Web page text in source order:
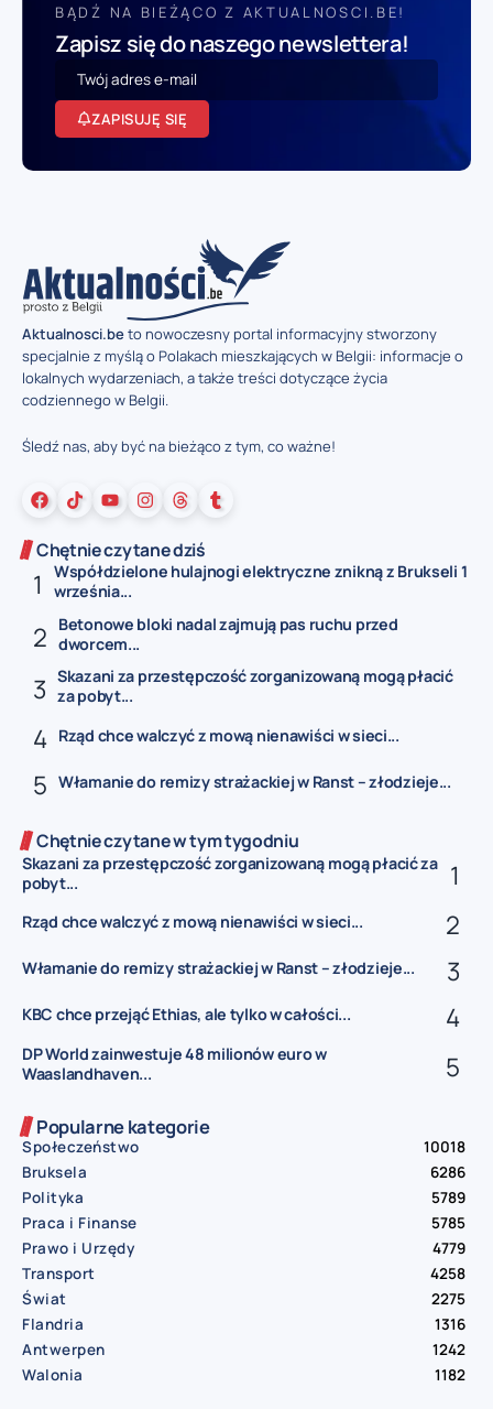
BĄDŹ NA BIEŻĄCO Z AKTUALNOSCI.BE!
Zapisz się do naszego newslettera!
ZAPISUJĘ SIĘ
Aktualnosci.beto nowoczesny portal informacyjny stworzony
specjalnie z myślą o Polakach mieszkających w Belgii: informacje o
lokalnych wydarzeniach, a także treści dotyczące życia
codziennego w Belgii.
Śledź nas, aby być na bieżąco z tym, co ważne!
Chętnie czytane dziś
Współdzielone hulajnogi elektryczne znikną z Brukseli 1
września...
Betonowe bloki nadal zajmują pas ruchu przed
dworcem...
Skazani za przestępczość zorganizowaną mogą płacić
za pobyt...
Rząd chce walczyć z mową nienawiści w sieci...
Włamanie do remizy strażackiej w Ranst – złodzieje...
Chętnie czytane w tym tygodniu
Skazani za przestępczość zorganizowaną mogą płacić za
pobyt...
Rząd chce walczyć z mową nienawiści w sieci...
Włamanie do remizy strażackiej w Ranst – złodzieje...
KBC chce przejąć Ethias, ale tylko w całości...
DP World zainwestuje 48 milionów euro w
Waaslandhaven...
Popularne kategorie
Społeczeństwo
10018
Bruksela
6286
Polityka
5789
Praca i Finanse
5785
Prawo i Urzędy
4779
Transport
4258
Świat
2275
Flandria
1316
Antwerpen
1242
Walonia
1182